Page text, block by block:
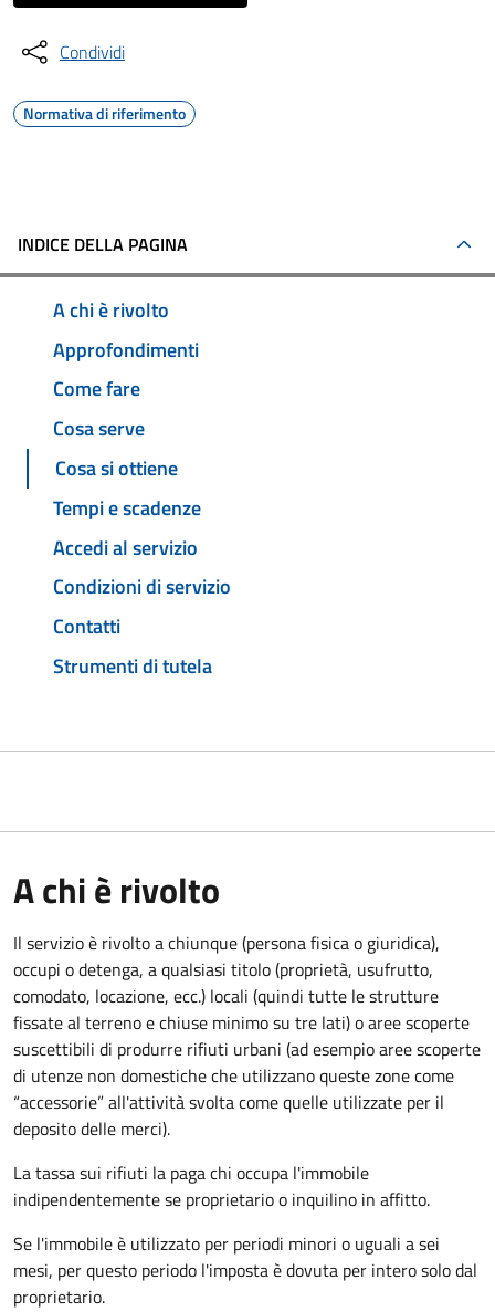
Condividi
Normativa di riferimento
INDICE DELLA PAGINA
A chi è rivolto
Approfondimenti
Come fare
Cosa serve
Cosa si ottiene
Tempi e scadenze
Accedi al servizio
Condizioni di servizio
Contatti
Strumenti di tutela
A chi è rivolto
Il servizio è rivolto a chiunque (persona fisica o giuridica),
occupi o detenga, a qualsiasi titolo (proprietà, usufrutto,
comodato, locazione, ecc.) locali (quindi tutte le strutture
fissate al terreno e chiuse minimo su tre lati) o aree scoperte
suscettibili di produrre rifiuti urbani (ad esempio aree scoperte
di utenze non domestiche che utilizzano queste zone come
“accessorie” all'attività svolta come quelle utilizzate per il
deposito delle merci).
La tassa sui rifiuti la paga chi occupa l'immobile
indipendentemente se proprietario o inquilino in affitto.
Se l'immobile è utilizzato per periodi minori o uguali a sei
mesi, per questo periodo l'imposta è dovuta per intero solo dal
proprietario.